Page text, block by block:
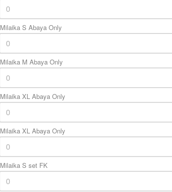
Milaika S Abaya Only
Milaika M Abaya Only
Milaika XL Abaya Only
Milaika XL Abaya Only
Milaika S set FK